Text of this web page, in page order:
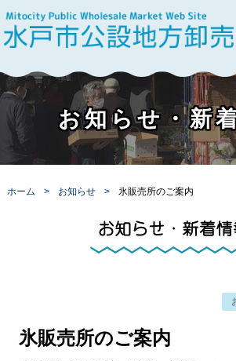
お知らせ・新
ホーム お知らせ 氷販売所のご案内
氷販売所のご案内